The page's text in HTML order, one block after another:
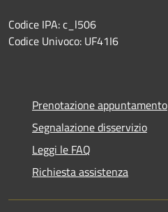
Codice IPA: c_l506
Codice Univoco: UF41I6
Prenotazione appuntamento
Segnalazione disservizio
Leggi le FAQ
Richiesta assistenza